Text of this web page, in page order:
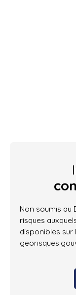
Non soumis au
risques
disponibles sur